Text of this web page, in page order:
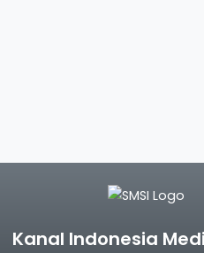
Kanal Indonesia